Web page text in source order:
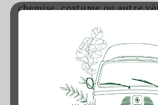
chemise, costume ou autre